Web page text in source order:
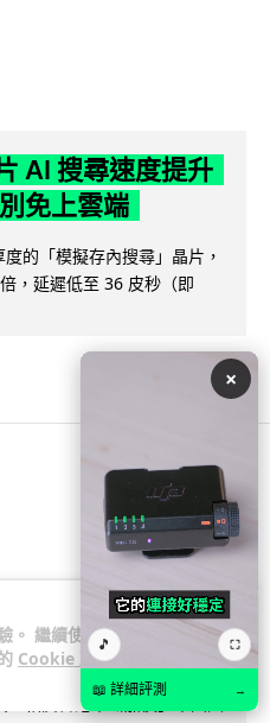
。 繼續使用
Cookie 政
AI 搜尋速度提升
免上雲端
的「模擬存內搜尋」晶片，
，延遲低至 36 皮秒（即
加費今日再降 連續
相反香港不斷加價】中國大
×
🎵 ⛶
📖 詳細評測 →